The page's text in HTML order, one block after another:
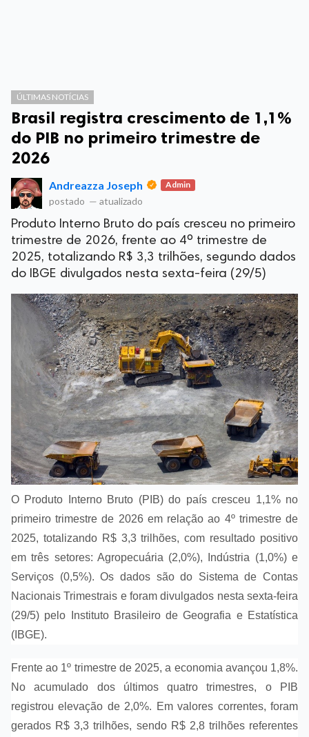
ÚLTIMAS NOTÍCIAS
Brasil registra crescimento de 1,1%
do PIB no primeiro trimestre de
2026
Andreazza Joseph Admin
postado — atualizado
Produto Interno Bruto do país cresceu no primeiro
trimestre de 2026, frente ao 4º trimestre de
2025, totalizando R$ 3,3 trilhões, segundo dados
do IBGE divulgados nesta sexta-feira (29/5)
O Produto Interno Bruto (PIB) do país cresceu 1,1% no
primeiro trimestre de 2026 em relação ao 4º trimestre de
2025, totalizando R$ 3,3 trilhões, com resultado positivo
em três setores: Agropecuária (2,0%), Indústria (1,0%) e
Serviços (0,5%). Os dados são do Sistema de Contas
Nacionais Trimestrais e foram divulgados nesta sexta-feira
(29/5) pelo Instituto Brasileiro de Geografia e Estatística
(IBGE).
Frente ao 1º trimestre de 2025, a economia avançou 1,8%.
No acumulado dos últimos quatro trimestres, o PIB
registrou elevação de 2,0%. Em valores correntes, foram
gerados R$ 3,3 trilhões, sendo R$ 2,8 trilhões referentes